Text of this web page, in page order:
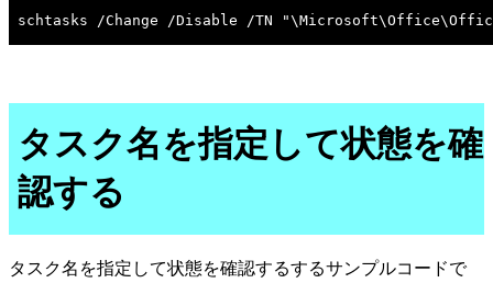
タスク名を指定して状態を確
認する
タスク名を指定して状態を確認するするサンプルコードで